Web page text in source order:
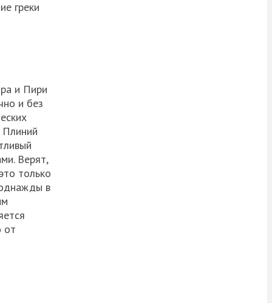
греки
и Пири
и без
Плиний
Верят,
только
в
от